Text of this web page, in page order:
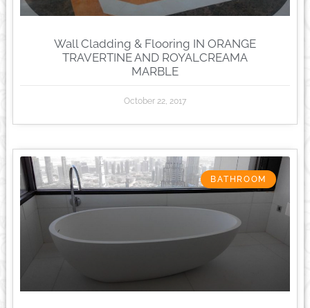
Wall Cladding & Flooring IN ORANGE
TRAVERTINE AND ROYALCREAMA
MARBLE
October 22, 2017
BATHROOM